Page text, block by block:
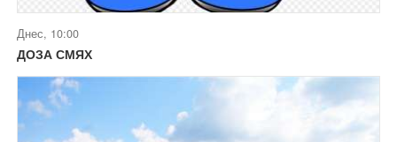
Днес, 10:00
ДОЗА СМЯХ